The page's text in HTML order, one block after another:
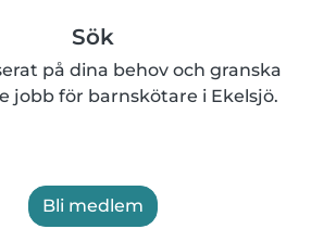
Sök
på dina behov och granska
jobb för barnskötare i Ekelsjö.
Bli medlem